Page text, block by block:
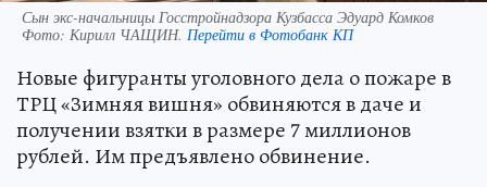
Сын экс-начальницы Госстройнадзора Кузбасса Эдуард Комков
Фото: Кирилл ЧАЩИН. Перейти в Фотобанк КП
Новые фигуранты уголовного дела о пожаре в
ТРЦ «Зимняя вишня» обвиняются в даче и
получении взятки в размере 7 миллионов
рублей. Им предъявлено обвинение.